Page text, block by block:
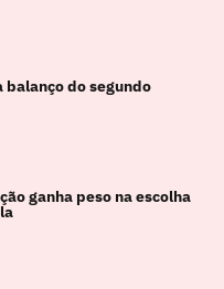
balanço do segundo
ganha peso na escolha